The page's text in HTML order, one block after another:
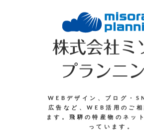
株式会社ミ
プランニ
WEBデザイン、ブログ・
広告など、WEB活用のご相
ます。飛騨の特産物のネッ
っています。